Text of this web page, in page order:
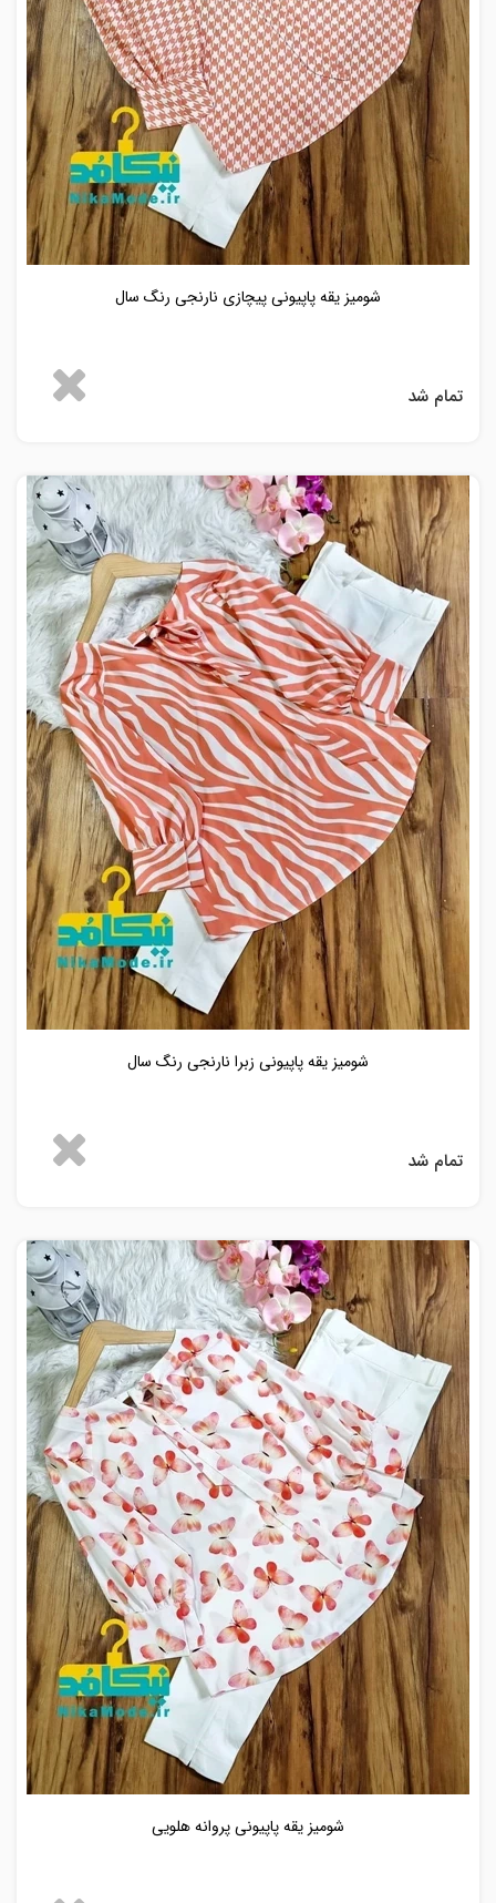
شومیز یقه پاپیونی پیچازی نارنجی رنگ سال
تمام شد
شومیز یقه پاپیونی زبرا نارنجی رنگ سال
تمام شد
شومیز یقه پاپیونی پروانه هلویی